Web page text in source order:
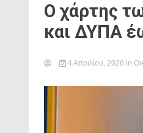
Ο χάρτης
και ΔΥΠΑ
4 Απριλίου, 2026 in